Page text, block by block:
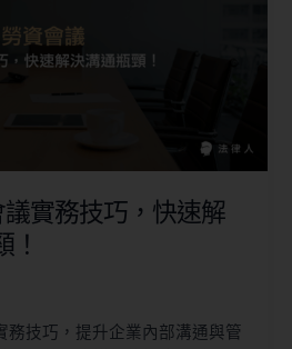
實務技巧，快速解
務技巧，提升企業內部溝通與管